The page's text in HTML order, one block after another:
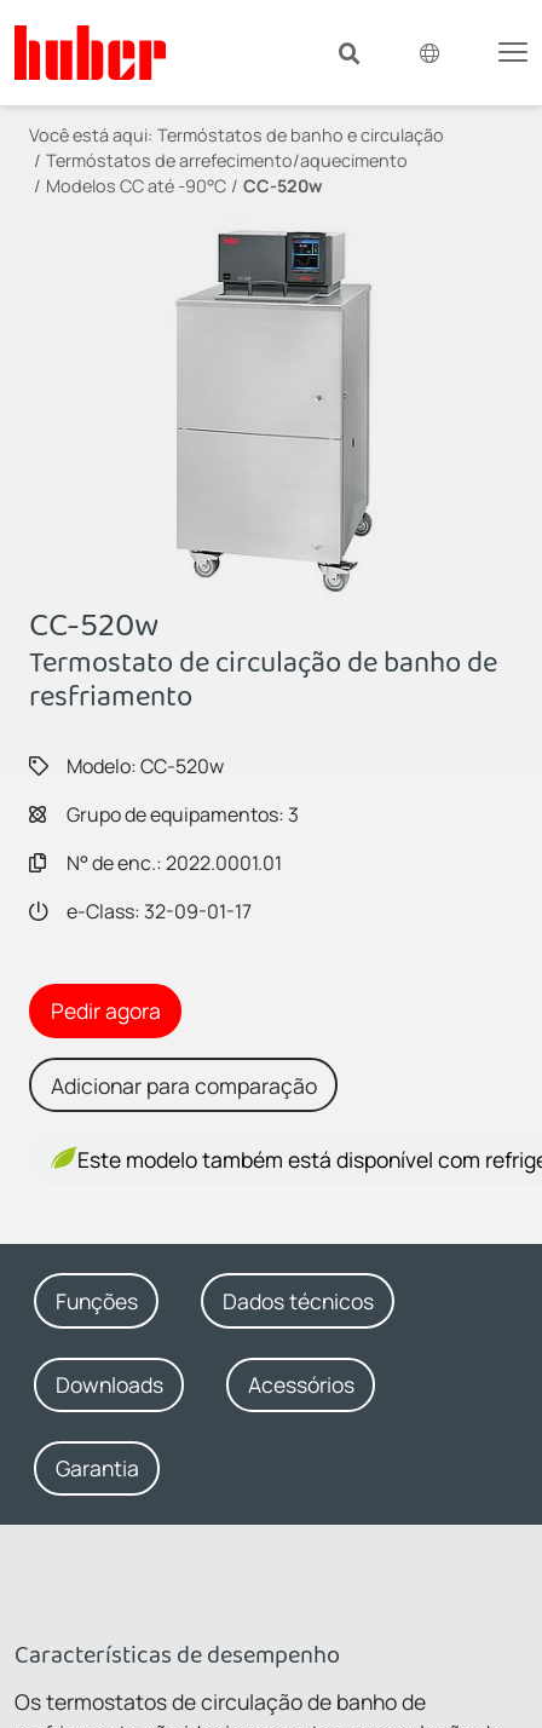
Você está aqui: Termóstatos de banho e circulação
Termóstatos de arrefecimento/aquecimento
Modelos CC até -90°C
CC-520w
CC-520w
Termostato de circulação de banho de
resfriamento
Modelo: CC-520w
Grupo de equipamentos: 3
N° de enc.: 2022.0001.01
e-Class: 32-09-01-17
Pedir agora
Adicionar para comparação
Este modelo também está disponível com
Funções Dados técnicos
Downloads Acessórios
Garantia
Características de desempenho
Os termostatos de circulação de banho de